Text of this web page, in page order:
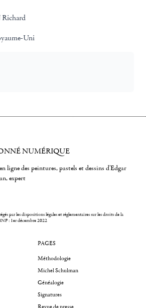
Uni
NUMÉRIQUE
ligne des peintures, pastels et dessins d'Edgar
expert
par les dispositions légales et réglementaires sur les droits de la
: 1er décembre 2022
PAGES
Méthodologie
Michel Schulman
Généalogie
Signatures